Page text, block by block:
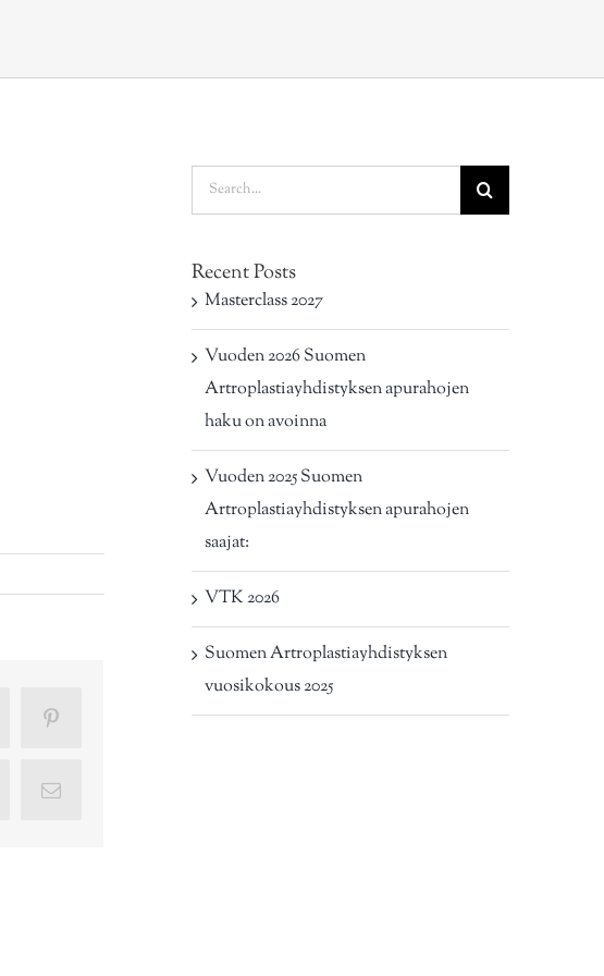
Email
Search
for:
Recent Posts
Masterclass 2027
Vuoden 2026 Suomen
Artroplastiayhdistyksen apurahojen
haku on avoinna
Vuoden 2025 Suomen
Artroplastiayhdistyksen apurahojen
saajat:
VTK 2026
Suomen Artroplastiayhdistyksen
vuosikokous 2025